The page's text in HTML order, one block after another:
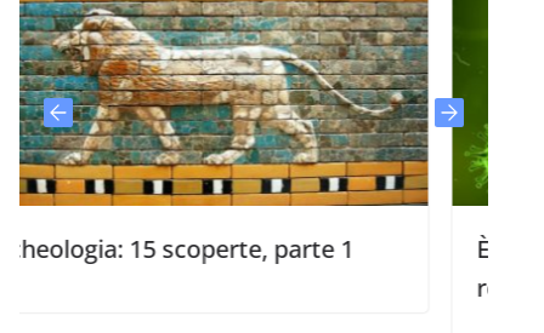
15 scoperte, parte 1
È la
religione?